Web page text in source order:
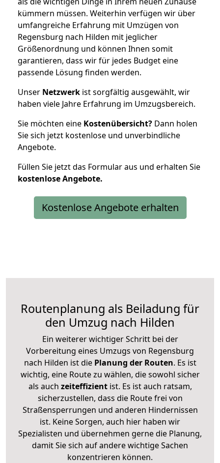
kümmern müssen. Weiterhin verfügen wir über
umfangreiche Erfahrung mit Umzügen von
Regensburg nach Hilden mit jeglicher
Größenordnung und können Ihnen somit
garantieren, dass wir für jedes Budget eine
passende Lösung finden werden.
Unser Netzwerk ist sorgfältig ausgewählt, wir
haben viele Jahre Erfahrung im Umzugsbereich.
Sie möchten eine Kostenübersicht? Dann holen
Sie sich jetzt kostenlose und unverbindliche
Angebote.
Füllen Sie jetzt das Formular aus und erhalten Sie
kostenloseAngebote.
Kostenlose Angebote erhalten
Routenplanung als Beiladung für
den Umzug nach Hilden
Ein weiterer wichtiger Schritt bei der
Vorbereitung eines Umzugs von Regensburg
nach Hilden ist diePlanung der Routen. Es ist
wichtig, eine Route zu wählen, die sowohl sicher
als auch zeiteffizientist. Es ist auch ratsam,
sicherzustellen, dass die Route frei von
Straßensperrungen und anderen Hindernissen
ist. Keine Sorgen, auch hier haben wir
Spezialisten und übernehmen gerne die Planung,
damit Sie sich auf andere wichtige Sachen
konzentrieren können.